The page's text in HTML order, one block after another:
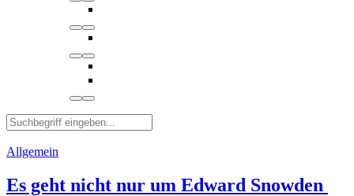
Allgemein
Es geht nicht nur um Edward Snowden